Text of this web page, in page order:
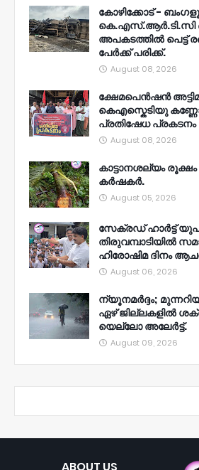
കോഴിക്കോട് -
അപകടത്തിൽ പെട്ട്
പേർക്ക് പരിക്ക്.
August 08, 2026
ക്ഷേമപെൻഷൻ
കെഎസ്കെടിയു
പ്രതിഷേധ പ്രകടനം
August 08, 2026
കാട്ടാനശല്യം
കർഷകർ.
August 05, 2026
സേക്രഡ് ഹാർട്ട്
തിരുവമ്പാടിയിൽ
ഹിരോഷിമ ദിനം
August 06, 2026
ന്യൂനമര്‍ദ്ദം;
ഏഴ് ജില്ലകളില്‍
യെല്ലോ അലേര്‍ട്ട്.
August 09, 2026